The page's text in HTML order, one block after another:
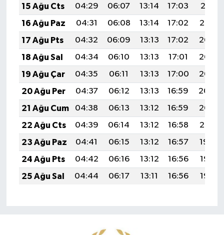
15 Ağu Cts
04:29 06:07 13:14 17:03
20:11
16 Ağu Paz
04:31 06:08 13:14 17:02
20:10
17 Ağu Pts
04:32 06:09 13:13 17:02
20:08
18 Ağu Sal
04:34 06:10 13:13 17:01
20:07
19 Ağu Çar
04:35 06:11 13:13 17:00
20:05
20 Ağu Per
04:37 06:12 13:13 16:59
20:04
21 Ağu Cum
04:38 06:13 13:12 16:59
20:02
22 Ağu Cts
04:39 06:14 13:12 16:58
20:01
23 Ağu Paz
04:41 06:15 13:12 16:57
19:59
24 Ağu Pts
04:42 06:16 13:12 16:56
19:58
25 Ağu Sal
04:44 06:17 13:11 16:56 19:56